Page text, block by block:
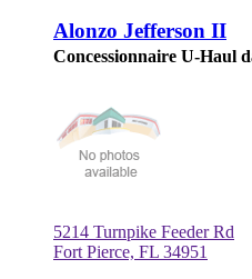
Alonzo Jefferson II
Concessionnaire U-Haul
5214 Turnpike Feeder Rd
Fort Pierce, FL 34951